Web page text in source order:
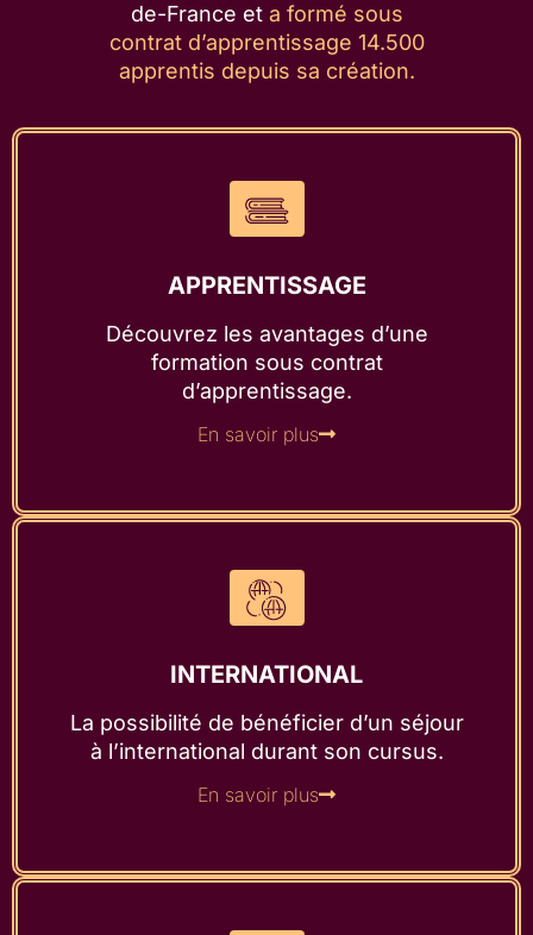
de-France et a formé sous
contrat d’apprentissage 14.500
apprentis depuis sa création.
APPRENTISSAGE
Découvrez les avantages d’une
formation sous contrat
d’apprentissage.
En savoir plus
INTERNATIONAL
La possibilité de bénéficier d’un séjour
à l’international durant son cursus.
En savoir plus